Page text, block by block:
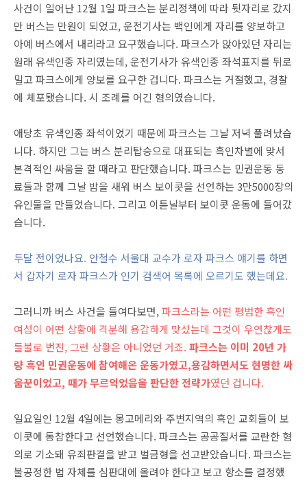
사건이 일어난 12월 1일 파크스는 분리정책에 따라 뒷자리로 갔지
만 버스는 만원이 되었고, 운전기사는 백인에게 자리를 양보하고
아예 버스에서 내리라고 요구했습니다. 파크스가 앉아있던 자리는
원래 유색인종 자리였는데, 운전기사가 유색인종 좌석표지를 뒤로
밀고 파크스에게 양보를 요구한 겁니다. 파크스는 거절했고, 경찰
에 체포됐습니다. 시 조례를 어긴 혐의였습니다.
애당초 유색인종 좌석이었기 때문에 파크스는 그날 저녁 풀려났습
니다. 하지만 그는 버스 분리탑승으로 대표되는 흑인차별에 맞서
본격적인 싸움을 할 때라고 판단했습니다. 파크스는 민권운동 동
료들과 함께 그날 밤을 새워 버스 보이콧을 선언하는 3만5000장의
유인물을 만들었습니다. 그리고 이튿날부터 보이콧 운동에 들어갔
습니다.
두달 전이었나요. 안철수 서울대 교수가 로자 파크스 얘기를 하면
서 갑자기 로자 파크스가 인기 검색어 목록에 오르기도 했는데요.
그러니까 버스 사건을 들여다보면,파크스라는 어떤 평범한 흑인
여성이 어떤 상황에 격분해 용감하게 맞섰는데 그것이 우연찮게도
들불로 번진, 그런 상황은 아니었던 거죠. 파크스는 이미 20년 가
량 흑인 민권운동에 참여해온 운동가였고,용감하면서도 현명한 싸
움꾼이었고, 때가 무르익었음을 판단한 전략가였던 겁니다.
일요일인 12월 4일에는 몽고메리와 주변지역의 흑인 교회들이 보
이콧에 동참한다고 선언했습니다. 파크스는 공공질서를 교란한 혐
의로 기소돼 유죄판결을 받고 벌금형을 선고받았습니다. 파크스는
불공정한 법 자체를 심판대에 올려야 한다고 보고 항소를 결정했